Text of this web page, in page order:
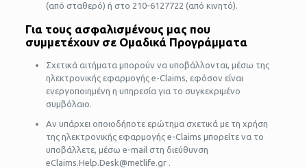
(από σταθερό) ή στο 210-6127722 (από κινητό).
Για τους ασφαλισμένους μας που
συμμετέχουν σε Ομαδικά Προγράμματα
Σχετικά αιτήματα μπορούν να υποβάλλονται, μέσω της
ηλεκτρονικής εφαρμογής e-Claims, εφόσον είναι
ενεργοποιημένη η υπηρεσία για το συγκεκριμένο
συμβόλαιο.
Αν υπάρχει οποιοδήποτε ερώτημα σχετικά με τη χρήση
της ηλεκτρονικής εφαρμογής e-Claims μπορείτε να το
υποβάλλετε, μέσω e-mail στη διεύθυνση
eClaims.Help.Desk@metlife.gr .